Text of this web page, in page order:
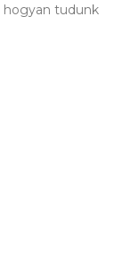
hogyan tudunk